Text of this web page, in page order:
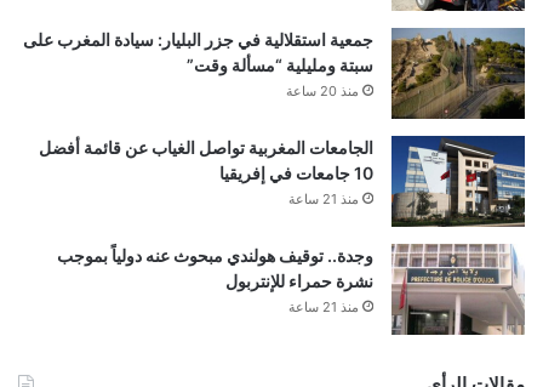
جمعية استقلالية في جزر البليار: سيادة المغرب على
سبتة ومليلية “مسألة وقت”
منذ 20 ساعة
الجامعات المغربية تواصل الغياب عن قائمة أفضل
10 جامعات في إفريقيا
منذ 21 ساعة
وجدة.. توقيف هولندي مبحوث عنه دولياً بموجب
نشرة حمراء للإنتربول
منذ 21 ساعة